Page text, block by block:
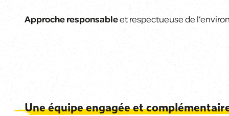
Approche responsableet respectueuse de
Une équipe engagée et